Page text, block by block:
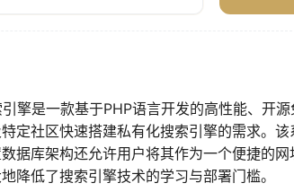
擎是一款基于PHP语言开发的高性能、开
定社区快速搭建私有化搜索引擎的需求。
据库架构还允许用户将其作为一个便捷的
降低了搜索引擎技术的学习与部署门槛。